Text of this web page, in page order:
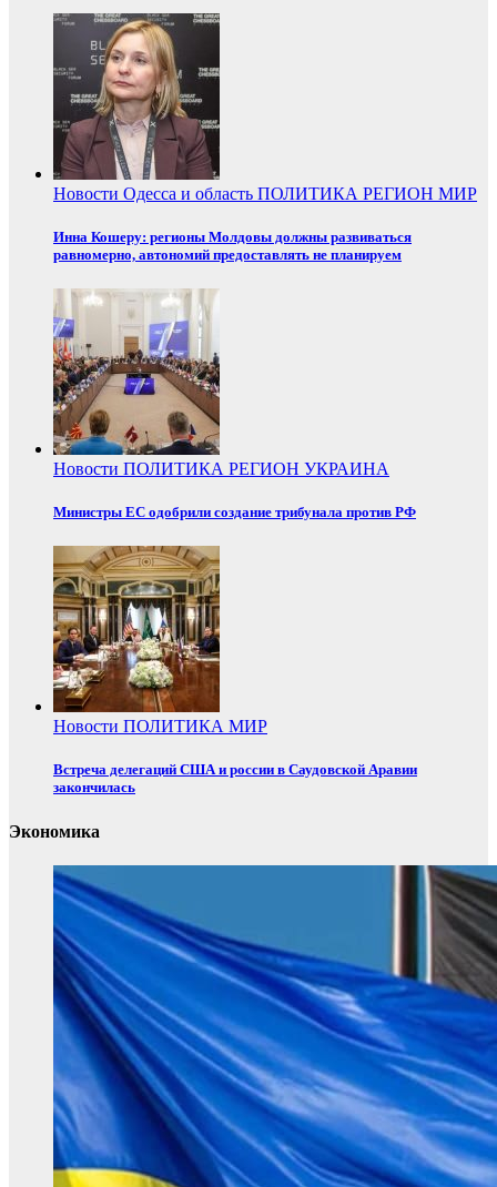
Новости Одесса и область ПОЛИТИКА РЕГИОН МИР
Инна Кошеру: регионы Молдовы должны развиваться
равномерно, автономий предоставлять не планируем
Новости ПОЛИТИКА РЕГИОН УКРАИНА
Министры ЕС одобрили создание трибунала против РФ
Новости ПОЛИТИКА МИР
Встреча делегаций США и россии в Саудовской Аравии
закончилась
Экономика